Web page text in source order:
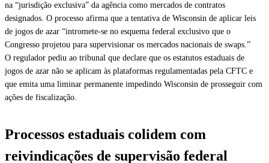
na “jurisdição exclusiva” da agência como mercados de contratos
designados. O processo afirma que a tentativa de Wisconsin de aplicar leis
de jogos de azar “intromete-se no esquema federal exclusivo que o
Congresso projetou para supervisionar os mercados nacionais de swaps.”
O regulador pediu ao tribunal que declare que os estatutos estaduais de
jogos de azar não se aplicam às plataformas regulamentadas pela CFTC e
que emita uma liminar permanente impedindo Wisconsin de prosseguir com
ações de fiscalização.
Processos estaduais colidem com
reivindicações de supervisão federal